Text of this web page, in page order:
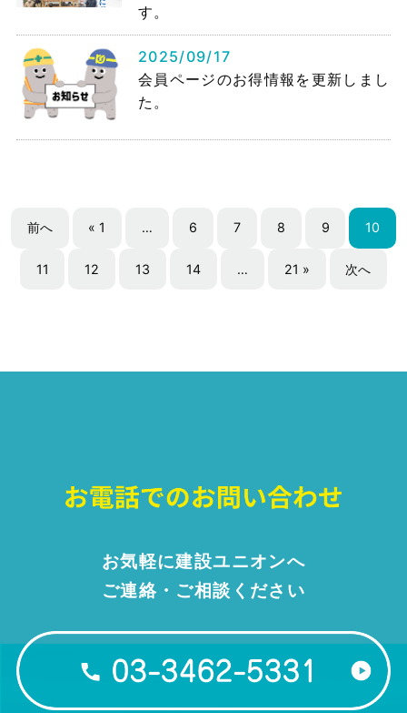
す。
2025/09/17
会員ページのお得情報を更新しまし
た。
前へ « 1 … 6 7 8 9 10
11 12 13 14 … 21 » 次へ
お気軽に建設ユニオンへ
ご連絡・ご相談ください